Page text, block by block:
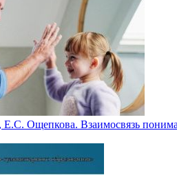
Ощепкова. Взаимосвязь